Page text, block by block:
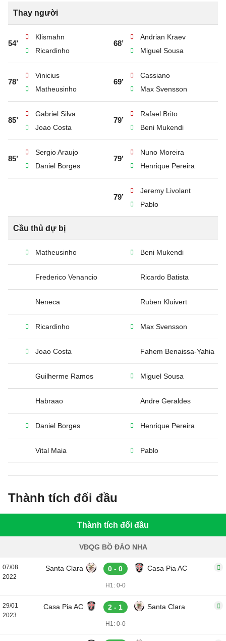
Thay người
54’
Klismahn
Ricardinho
68’
Andrian Kraev
Miguel Sousa
78’
Vinicius
Matheusinho
69’
Cassiano
Max Svensson
85’
Gabriel Silva
Joao Costa
79’
Rafael Brito
Beni Mukendi
85’
Sergio Araujo
Daniel Borges
79’
Nuno Moreira
Henrique Pereira
79’
Jeremy Livolant
Pablo
Cầu thủ dự bị
Matheusinho Beni Mukendi
Frederico Venancio Ricardo Batista
Neneca Ruben Kluivert
Ricardinho Max Svensson
Joao Costa Fahem Benaissa-Yahia
Guilherme Ramos Miguel Sousa
Habraao Andre Geraldes
Daniel Borges Henrique Pereira
Vital Maia Pablo
Thành tích đối đầu
Thành tích đối đầu
VĐQG BỒ ĐÀO NHA
07/08
2022
Santa Clara 0 - 0 Casa Pia AC
H1: 0-0
29/01
2023
Casa Pia AC 2 - 1 Santa Clara
H1: 0-0